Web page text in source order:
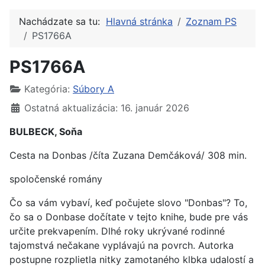
Nachádzate sa tu: Hlavná stránka
Zoznam PS
PS1766A
PS1766A
Kategória: Súbory A
Ostatná aktualizácia: 16. január 2026
BULBECK, Soňa
Cesta na Donbas /číta Zuzana Demčáková/ 308 min.
spoločenské romány
Čo sa vám vybaví, keď počujete slovo "Donbas"? To,
čo sa o Donbase dočítate v tejto knihe, bude pre vás
určite prekvapením. Dlhé roky ukrývané rodinné
tajomstvá nečakane vyplávajú na povrch. Autorka
postupne rozplietla nitky zamotaného klbka udalostí a